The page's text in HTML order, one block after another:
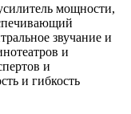
мощности,
звучание и
и
и
и гибкость